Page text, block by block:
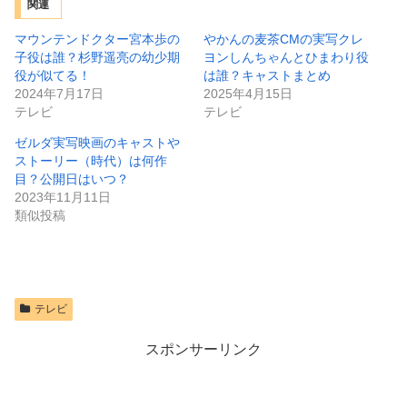
関連
マウンテンドクター宮本歩の
子役は誰？杉野遥亮の幼少期
役が似てる！
2024年7月17日
テレビ
やかんの麦茶CMの実写クレ
ヨンしんちゃんとひまわり役
は誰？キャストまとめ
2025年4月15日
テレビ
ゼルダ実写映画のキャストや
ストーリー（時代）は何作
目？公開日はいつ？
2023年11月11日
類似投稿
テレビ
スポンサーリンク